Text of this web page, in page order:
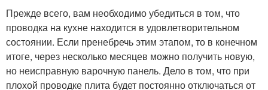
Прежде всего, вам необходимо убедиться в том, что
проводка на кухне находится в удовлетворительном
состоянии. Если пренебречь этим этапом, то в конечном
итоге, через несколько месяцев можно получить новую,
но неисправную варочную панель. Дело в том, что при
плохой проводке плита будет постоянно отключаться от